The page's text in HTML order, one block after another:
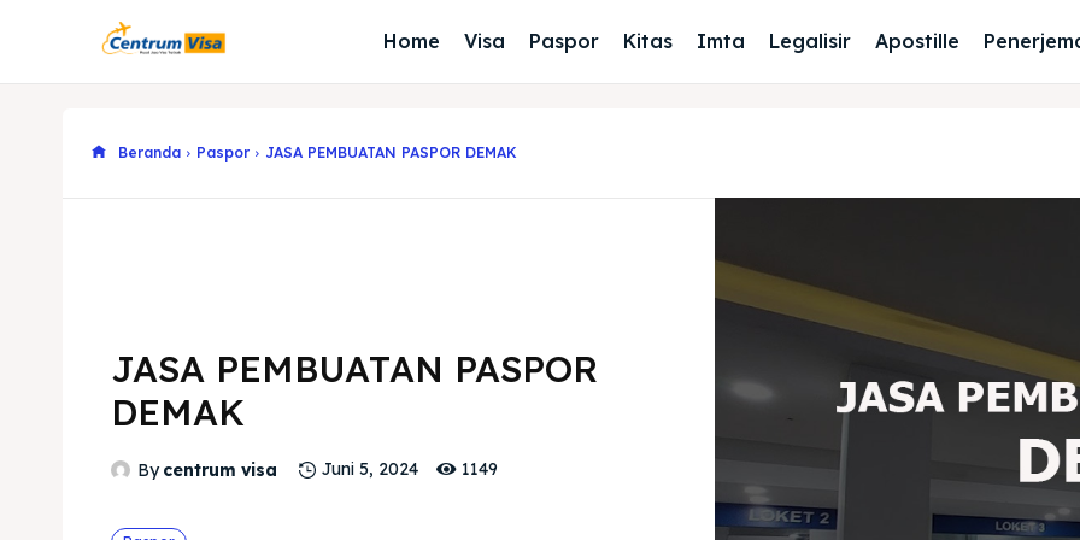
Home Visa Paspor Kitas Imta Legalisir Apostille
Beranda Paspor JASA PEMBUATAN PASPOR DEMAK
JASA PEMBUATAN PASPOR
DEMAK
By centrum visa Juni 5, 2024 1149